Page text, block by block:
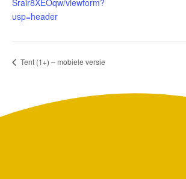
Srair8XEOqw/viewform?
usp=header
Tent (1+) – mobiele versie